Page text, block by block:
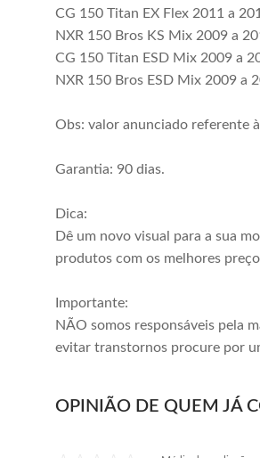
CG 150 Titan EX Flex 2011 a
NXR 150 Bros KS Mix 2009 a
CG 150 Titan ESD Mix 2009 a
NXR 150 Bros ESD Mix 2009 a
Obs: valor anunciado referente
Garantia: 90 dias.
Dica:
Dê um novo visual para a sua
produtos com os melhores
Importante:
NÃO somos responsáveis pela
evitar transtornos procure por
OPINIÃO DE QUEM JÁ